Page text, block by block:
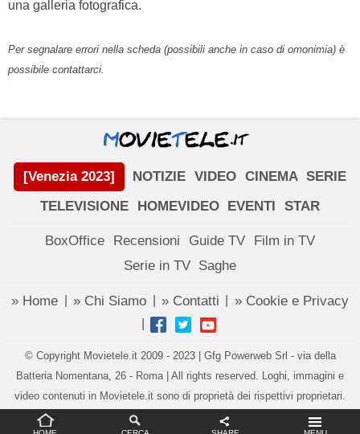
una galleria fotografica.
Per segnalare errori nella scheda (possibili anche in caso di omonimia) è
possibile contattarci.
[Venezia 2023] NOTIZIE VIDEO CINEMA SERIE
TELEVISIONE
HOMEVIDEO EVENTI STAR
BoxOffice Recensioni Guide TV
Film in TV
Serie in TV Saghe
» Home » Chi Siamo » Contatti » Cookie e Privacy
© Copyright Movietele.it 2009 - 2023 | Gfg Powerweb Srl - via della
Batteria Nomentana, 26 - Roma | All rights reserved. Loghi, immagini e
video contenuti in Movietele.it sono di proprietà dei rispettivi proprietari.
Impostazioni privacy